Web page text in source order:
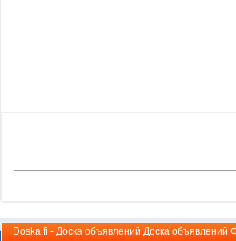
Doska.fi - Доска объявлений Доска объявлений